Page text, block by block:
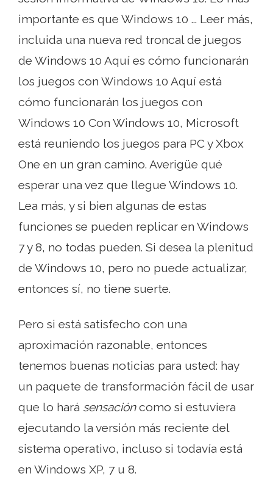
importante es que Windows 10 ... Leer más,
incluida una nueva red troncal de juegos
de Windows 10 Aquí es cómo funcionarán
los juegos con Windows 10 Aquí está
cómo funcionarán los juegos con
Windows 10 Con Windows 10, Microsoft
está reuniendo los juegos para PC y Xbox
One en un gran camino. Averigüe qué
esperar una vez que llegue Windows 10.
Lea más, y si bien algunas de estas
funciones se pueden replicar en Windows
7 y 8, no todas pueden. Si desea la plenitud
de Windows 10, pero no puede actualizar,
entonces sí, no tiene suerte.
Pero si está satisfecho con una
aproximación razonable, entonces
tenemos buenas noticias para usted: hay
un paquete de transformación fácil de usar
que lo hará sensacióncomo si estuviera
ejecutando la versión más reciente del
sistema operativo, incluso si todavía está
en Windows XP, 7 u 8.